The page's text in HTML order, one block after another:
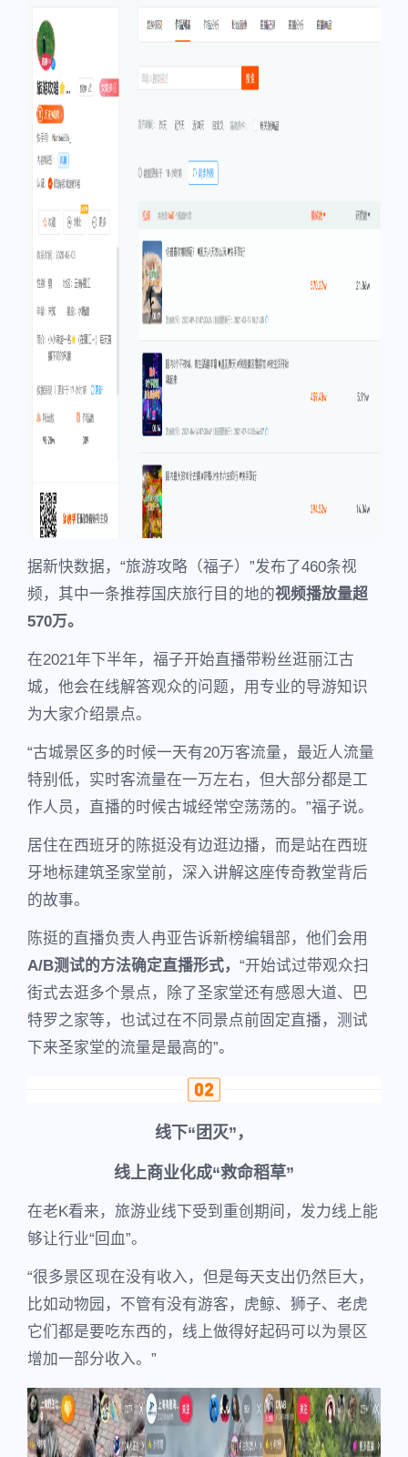
据新快数据，“旅游攻略（福子）”发布了460条视
频，其中一条推荐国庆旅行目的地的视频播放量超
570万。
在2021年下半年，福子开始直播带粉丝逛丽江古
城，他会在线解答观众的问题，用专业的导游知识
为大家介绍景点。
“古城景区多的时候一天有20万客流量，最近人流量
特别低，实时客流量在一万左右，但大部分都是工
作人员，直播的时候古城经常空荡荡的。”福子说。
居住在西班牙的陈挺没有边逛边播，而是站在西班
牙地标建筑圣家堂前，深入讲解这座传奇教堂背后
的故事。
陈挺的直播负责人冉亚告诉新榜编辑部，他们会用
A/B测试的方法确定直播形式， “开始试过带观众扫
街式去逛多个景点，除了圣家堂还有感恩大道、巴
特罗之家等，也试过在不同景点前固定直播，测试
下来圣家堂的流量是最高的”。
线下“团灭”，
线上商业化成“救命稻草”
在老K看来，旅游业线下受到重创期间，发力线上能
够让行业“回血”。
“很多景区现在没有收入，但是每天支出仍然巨大，
比如动物园，不管有没有游客，虎鲸、狮子、老虎
它们都是要吃东西的，线上做得好起码可以为景区
增加一部分收入。”